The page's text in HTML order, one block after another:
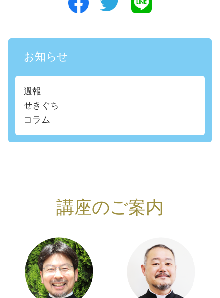
お知らせ
週報
せきぐち
コラム
講座のご案内